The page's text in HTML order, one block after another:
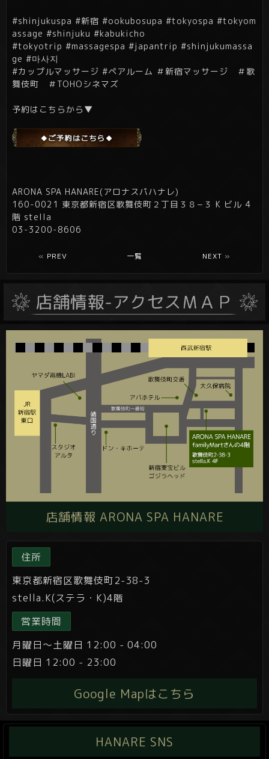
#shinjukuspa #新宿 #ookubosupa #tokyospa #tokyom
assage #shinjuku #kabukicho
#tokyotrip #massagespa #japantrip #shinjukumassa
ge #마사지
#カップルマッサージ #ペアルーム ＃新宿マッサージ ＃歌
舞伎町 ＃ TOHOシネマズ
予約はこちらから▼
ARONA SPA HANARE(アロナスパハナレ)
160-0021 東京都新宿区歌舞伎町２丁目３８−３ K ビル 4
階 stella
03-3200-8606
« PREV 一覧 NEXT »
店舗情報 ARONA SPA HANARE
住所
東京都新宿区歌舞伎町2-38-3
stella.K(ステラ・K)4階
営業時間
月曜日～土曜日 12:00 - 04:00
日曜日 12:00 - 23:00
Google Mapはこちら
HANARE SNS